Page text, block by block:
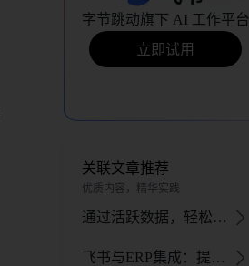
字节跳动旗下 AI 工作平台
立即试用
关联文章推荐
优质内容，精华实践
通过活跃数据，轻松提升企业行政办公效率
飞书与ERP集成：提升IT研发效率，保障库存管理安全！